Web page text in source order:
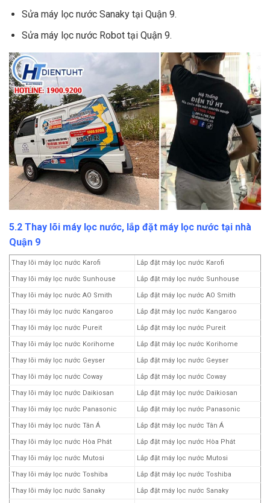
Sửa máy lọc nước Sanaky tại Quận 9.
Sửa máy lọc nước Robot tại Quận 9.
5.2 Thay lõi máy lọc nước, lắp đặt máy lọc nước tại nhà
Quận 9
Thay lõi máy lọc nước Karofi Lắp đặt máy lọc nước Karofi
Thay lõi máy lọc nước Sunhouse Lắp đặt máy lọc nước Sunhouse
Thay lõi máy lọc nước AO Smith Lắp đặt máy lọc nước AO Smith
Thay lõi máy lọc nước Kangaroo Lắp đặt máy lọc nước Kangaroo
Thay lõi máy lọc nước Pureit Lắp đặt máy lọc nước Pureit
Thay lõi máy lọc nước Korihome Lắp đặt máy lọc nước Korihome
Thay lõi máy lọc nước Geyser Lắp đặt máy lọc nước Geyser
Thay lõi máy lọc nước Coway Lắp đặt máy lọc nước Coway
Thay lõi máy lọc nước Daikiosan Lắp đặt máy lọc nước Daikiosan
Thay lõi máy lọc nước Panasonic Lắp đặt máy lọc nước Panasonic
Thay lõi máy lọc nước Tân Á Lắp đặt máy lọc nước Tân Á
Thay lõi máy lọc nước Hòa Phát Lắp đặt máy lọc nước Hòa Phát
Thay lõi máy lọc nước Mutosi Lắp đặt máy lọc nước Mutosi
Thay lõi máy lọc nước Toshiba Lắp đặt máy lọc nước Toshiba
Thay lõi máy lọc nước Sanaky Lắp đặt máy lọc nước Sanaky